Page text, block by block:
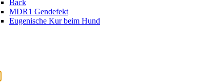
Back
MDR1 Gendefekt
Eugenische Kur beim Hund